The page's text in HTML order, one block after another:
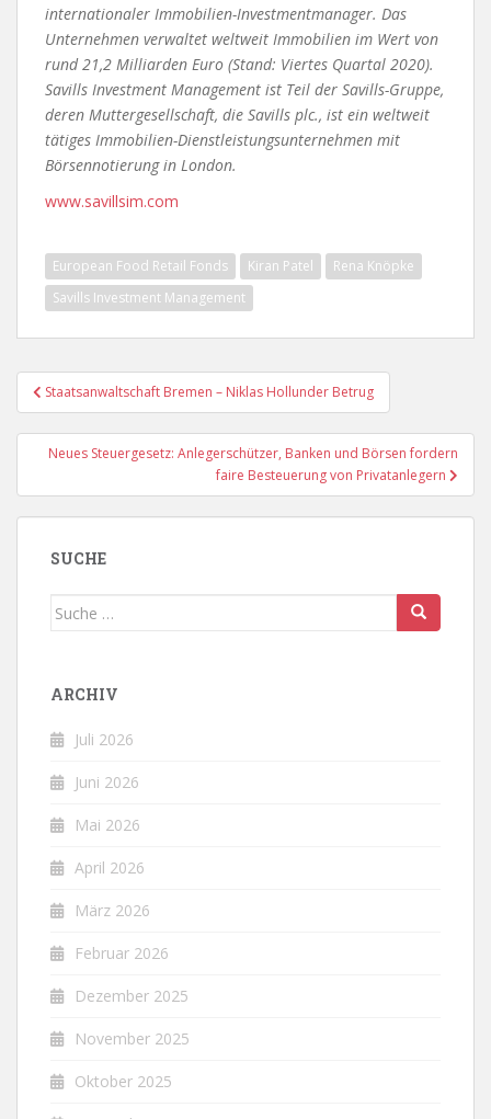
internationaler Immobilien-Investmentmanager. Das
Unternehmen verwaltet weltweit Immobilien im Wert von
rund 21,2 Milliarden Euro (Stand: Viertes Quartal 2020).
Savills Investment Management ist Teil der Savills-Gruppe,
deren Muttergesellschaft, die Savills plc., ist ein weltweit
tätiges Immobilien-Dienstleistungsunternehmen mit
Börsennotierung in London.
www.savillsim.com
European Food Retail Fonds Kiran Patel
Rena Knöpke
Savills Investment Management
Beitragsnavigation
Staatsanwaltschaft Bremen – Niklas Hollunder Betrug
Neues Steuergesetz: Anlegerschützer, Banken und Börsen fordern
faire Besteuerung von Privatanlegern
SUCHE
Suche
ARCHIV
Juli 2026
Juni 2026
Mai 2026
April 2026
März 2026
Februar 2026
Dezember 2025
November 2025
Oktober 2025